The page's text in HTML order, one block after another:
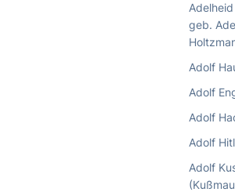
geb.
Adolf
Adolf
Adolf
Adolf
Adolf